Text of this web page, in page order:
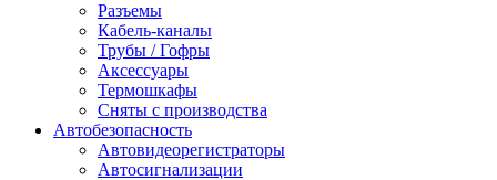
Разъемы
Кабель-каналы
Трубы / Гофры
Аксессуары
Термошкафы
Сняты с производства
Автобезопасность
Автовидеорегистраторы
Автосигнализации